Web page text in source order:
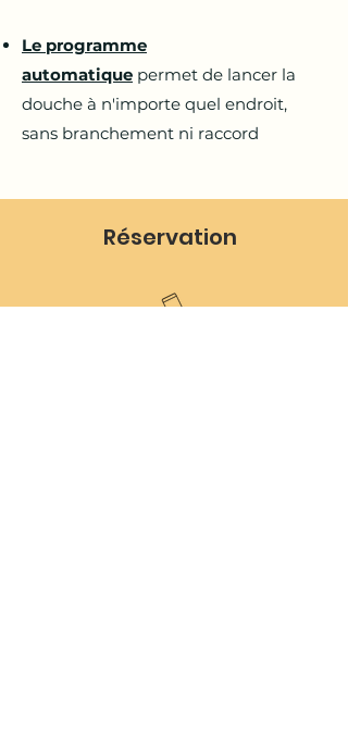
Le programme
automatique permet de lancer la
douche à n'importe quel endroit,
sans branchement ni raccord
Réservation